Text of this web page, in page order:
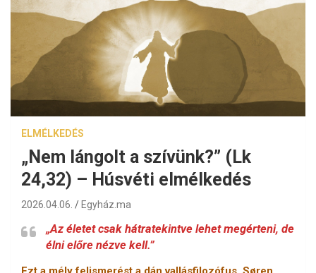
ELMÉLKEDÉS
„Nem lángolt a szívünk?” (Lk
24,32) – Húsvéti elmélkedés
2026.04.06. Egyház.ma
„Az életet csak hátratekintve lehet megérteni, de
élni előre nézve kell.”